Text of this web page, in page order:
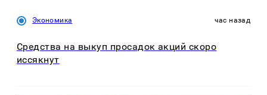
Экономика час назад
Средства на выкуп просадок акций скоро
иссякнут